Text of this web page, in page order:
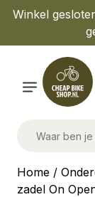
Winkel
Home /
zadel On